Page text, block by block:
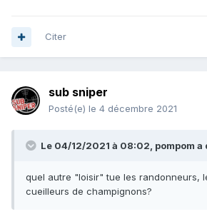
Citer
sub sniper
Posté(e) le 4 décembre 2021
Le 04/12/2021 à 08:02, pompom a
quel autre "loisir" tue les randonneurs,
cueilleurs de champignons?